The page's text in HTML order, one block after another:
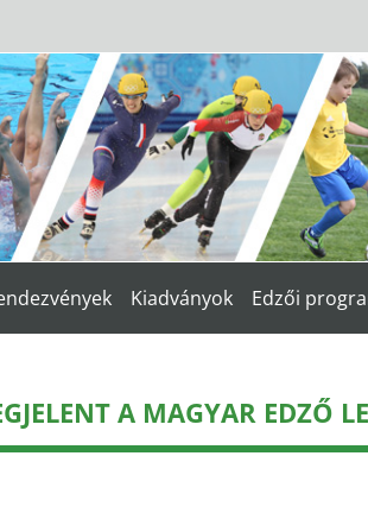
Kiadványok Edzői
A MAGYAR EDZŐ